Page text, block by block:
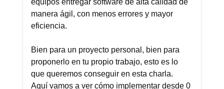
equipos entregar software de alta calidad de
manera ágil, con menos errores y mayor
eficiencia.
Bien para un proyecto personal, bien para
proponerlo en tu propio trabajo, esto es lo
que queremos conseguir en esta charla.
Aquí vamos a ver cómo implementar desde 0